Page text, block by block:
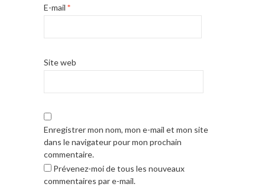
E-mail *
Site web
Enregistrer mon nom, mon e-mail et mon site
dans le navigateur pour mon prochain
commentaire.
Prévenez-moi de tous les nouveaux
commentaires par e-mail.